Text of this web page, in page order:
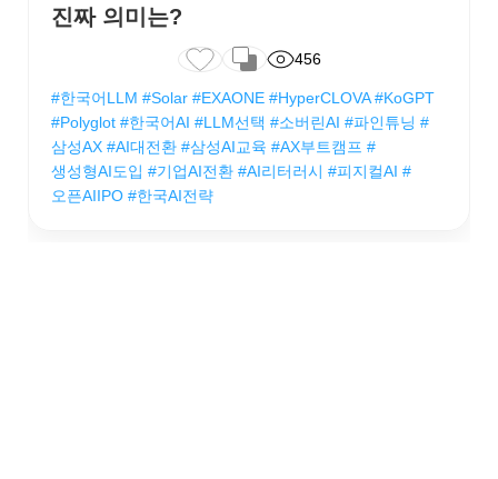
진짜 의미는?
456
#한국어LLM #Solar #EXAONE #HyperCLOVA #KoGPT
#Polyglot #한국어AI #LLM선택 #소버린AI #파인튜닝 #
삼성AX #AI대전환 #삼성AI교육 #AX부트캠프 #
생성형AI도입 #기업AI전환 #AI리터러시 #피지컬AI #
오픈AIIPO #한국AI전략